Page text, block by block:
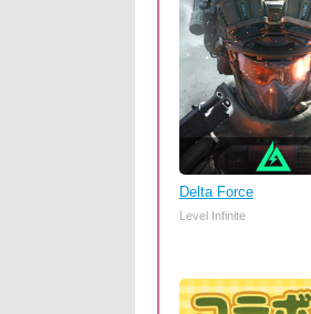
Delta Force
Level Infinite